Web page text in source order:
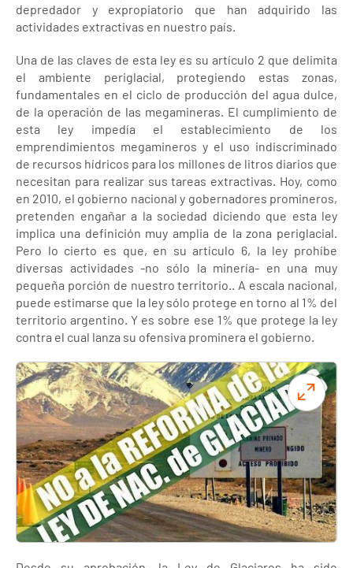
depredador y expropiatorio que han adquirido las
actividades extractivas en nuestro país.
Una de las claves de esta ley es su artículo 2 que delimita
el ambiente periglacial, protegiendo estas zonas,
fundamentales en el ciclo de producción del agua dulce,
de la operación de las megamineras. El cumplimiento de
esta ley impedía el establecimiento de los
emprendimientos megamineros y el uso indiscriminado
de recursos hídricos para los millones de litros diarios que
necesitan para realizar sus tareas extractivas. Hoy, como
en 2010, el gobierno nacional y gobernadores promineros,
pretenden engañar a la sociedad diciendo que esta ley
implica una definición muy amplia de la zona periglacial.
Pero lo cierto es que, en su artículo 6, la ley prohíbe
diversas actividades -no sólo la minería- en una muy
pequeña porción de nuestro territorio.. A escala nacional,
puede estimarse que la ley sólo protege en torno al 1% del
territorio argentino. Y es sobre ese 1% que protege la ley
contra el cual lanza su ofensiva prominera el gobierno.